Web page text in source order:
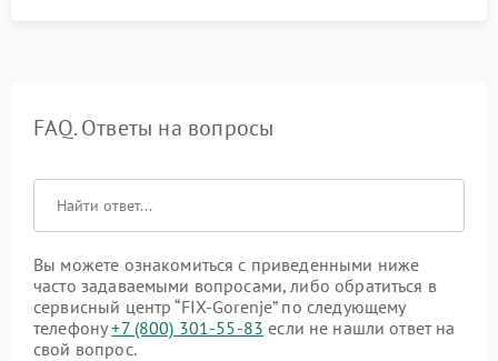
FAQ. Ответы на вопросы
Вы можете ознакомиться с приведенными ниже
часто задаваемыми вопросами, либо обратиться в
сервисный центр “FIX-Gorenje” по следующему
телефону+7 (800) 301-55-83 если не нашли ответ на
свой вопрос.